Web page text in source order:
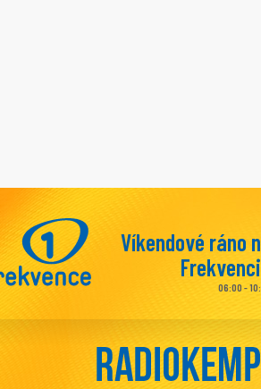
Víkendové ráno
06:00 -